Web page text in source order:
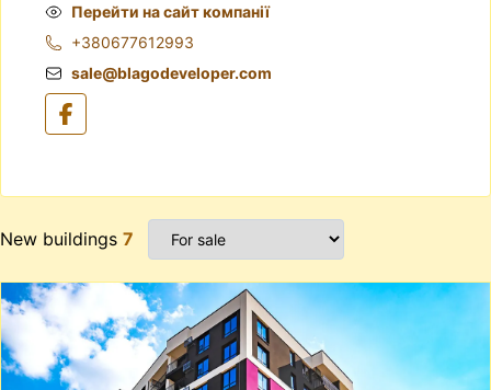
Перейти на сайт компанії
+380677612993
sale@blagodeveloper.com
New buildings 7